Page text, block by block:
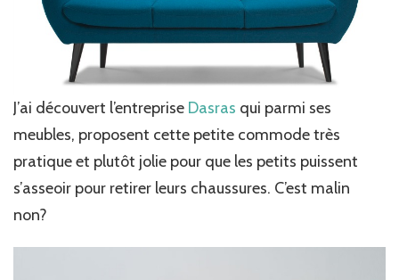
J’ai découvert l’entreprise Dasras qui parmi ses
meubles, proposent cette petite commode très
pratique et plutôt jolie pour que les petits puissent
s’asseoir pour retirer leurs chaussures. C’est malin
non?